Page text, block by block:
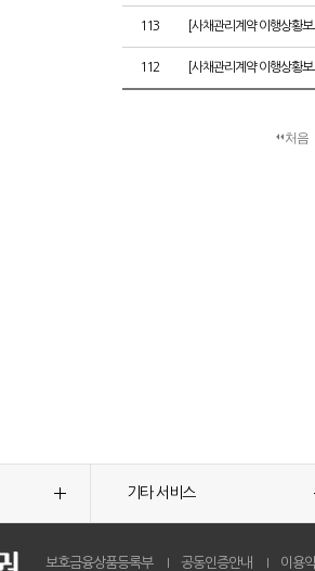
113 [사채관리계약 이행상황
112 [사채관리계약 이행상황
처음
기타 서비스
보호금융상품등록부 공동인증안내 이용